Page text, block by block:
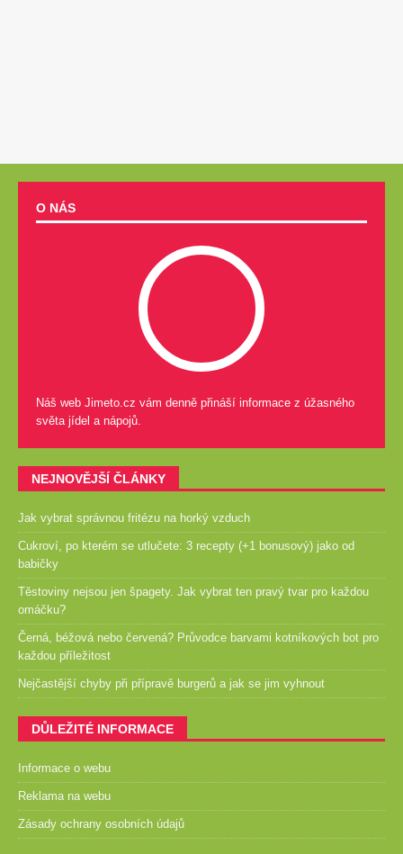
O NÁS
Náš web Jimeto.cz vám denně přináší informace z úžasného
světa jídel a nápojů.
NEJNOVĚJŠÍ ČLÁNKY
Jak vybrat správnou fritézu na horký vzduch
Cukroví, po kterém se utlučete: 3 recepty (+1 bonusový) jako od
babičky
Těstoviny nejsou jen špagety. Jak vybrat ten pravý tvar pro každou
omáčku?
Černá, béžová nebo červená? Průvodce barvami kotníkových bot pro
každou příležitost
Nejčastější chyby při přípravě burgerů a jak se jim vyhnout
DŮLEŽITÉ INFORMACE
Informace o webu
Reklama na webu
Zásady ochrany osobních údajů